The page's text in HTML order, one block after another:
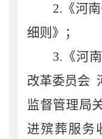
2.《河
细则》；
3.《河
改革委员会
监督管理局
进殡葬服务